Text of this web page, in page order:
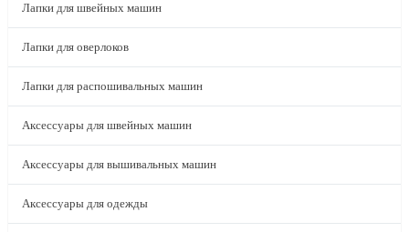
Лапки для швейных машин
Лапки для оверлоков
Лапки для распошивальных машин
Аксессуары для швейных машин
Аксессуары для вышивальных машин
Аксессуары для одежды